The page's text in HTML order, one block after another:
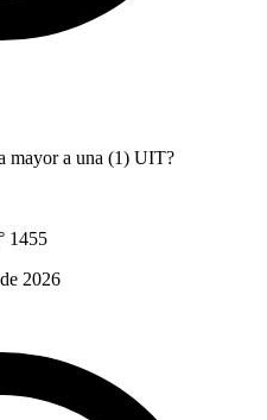
mayor a una (1) UIT?
1455
2026